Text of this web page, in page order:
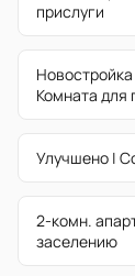
прислуги
Комната для
Улучшено |
2-комн.
заселению